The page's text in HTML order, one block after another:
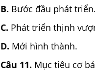
B. Bước đầu phát triển.
C. Phát triển thịnh
D. Mới hình thành.
Câu 11. Mục tiêu cơ